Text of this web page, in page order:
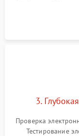
внутренних
Промывка
3.
Проверка
Тестирование